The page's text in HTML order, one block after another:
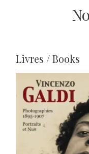
Livres / Books